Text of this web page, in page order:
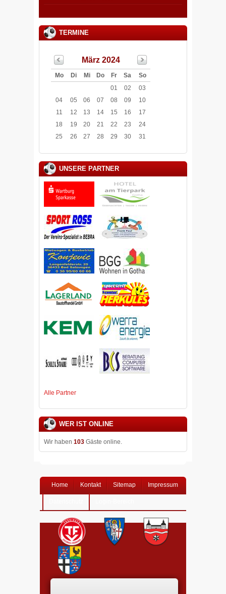
TERMINE
März 2024
Mo Di Mi Do Fr Sa
So
01
02
03
04
05 06 07 08 09
10
11
12 13 14 15 16
17
18
19 20 21 22 23
24
25
26 27 28 29 30 31
UNSERE PARTNER
Alle Partner
WER IST ONLINE
Wir haben 103 Gäste online.
Home Kontakt Sitemap Impressum